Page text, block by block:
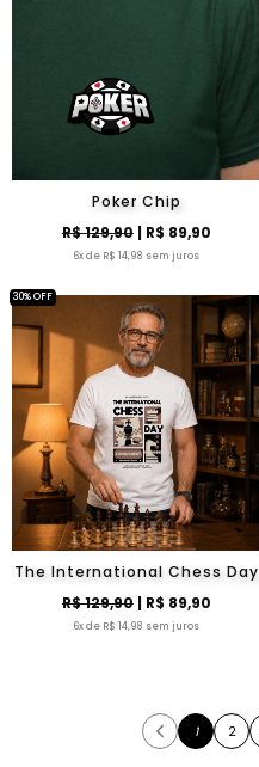
Poker Chip
R$ 129,90| R$ 89,90
6x de R$ 14,98 sem juros
The International Chess Day
R$ 129,90| R$ 89,90
6x de R$ 14,98 sem juros
30% OFF
1 2